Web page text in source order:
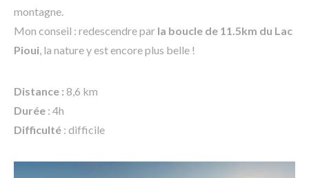
montagne.
Mon conseil : redescendre par la boucle de 11.5km du Lac
Pioui , la nature y est encore plus belle !
Distance : 8,6 km
Durée : 4h
Difficulté : difficile